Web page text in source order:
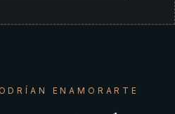
ENAMORARTE